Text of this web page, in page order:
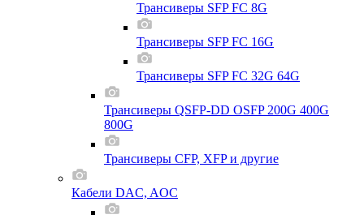
Трансиверы SFP FC 8G
Трансиверы SFP FC 16G
Трансиверы SFP FC 32G 64G
Трансиверы QSFP-DD OSFP 200G 400G
800G
Трансиверы CFP, XFP и другие
Кабели DAC, AOC